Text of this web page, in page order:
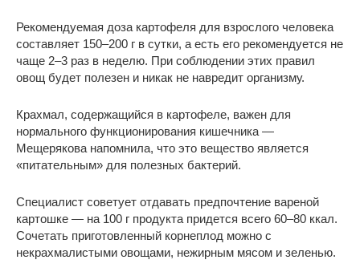
Рекомендуемая доза картофеля для взрослого человека
составляет 150–200 г в сутки, а есть его рекомендуется не
чаще 2–3 раз в неделю. При соблюдении этих правил
овощ будет полезен и никак не навредит организму.
Крахмал, содержащийся в картофеле, важен для
нормального функционирования кишечника —
Мещерякова напомнила, что это вещество является
«питательным» для полезных бактерий.
Специалист советует отдавать предпочтение вареной
картошке — на 100 г продукта придется всего 60–80 ккал.
Сочетать приготовленный корнеплод можно с
некрахмалистыми овощами, нежирным мясом и зеленью.